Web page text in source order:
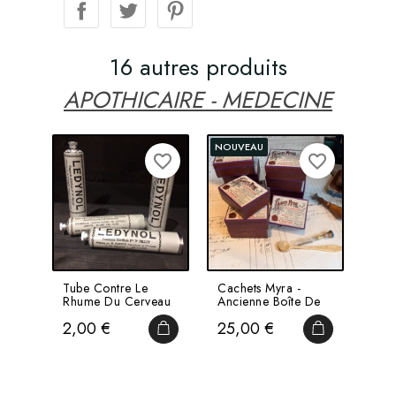
16 autres produits
APOTHICAIRE - MEDECINE
Tube Contre Le
Rhume Du Cerveau
Prix
2,00 € AJOUTER AU PANIER
favorite_border
NOUVEAU
Cachets Myra -
Ancienne Boîte De
Remède En...
Prix
25,00 € AJOUTER
favorite_border